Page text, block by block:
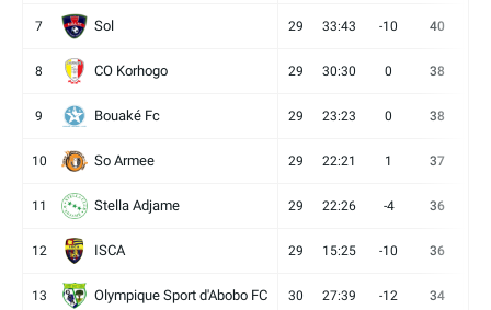
7 Sol 29 33:43 -10 40
8 CO Korhogo 29 30:30 0 38
9 Bouaké Fc 29 23:23 0 38
10 So Armee 29 22:21 1 37
11 Stella Adjame 29 22:26 -4 36
12 ISCA 29 15:25 -10 36
13 Olympique Sport d'Abobo FC 30 27:39 -12 34